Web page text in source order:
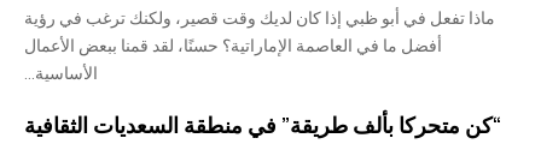
ماذا تفعل في أبو ظبي إذا كان لديك وقت قصير، ولكنك ترغب في رؤية
أفضل ما في العاصمة الإماراتية؟ حسنًا، لقد قمنا ببعض الأعمال
الأساسية...
“كن متحركا بألف طريقة” في منطقة السعديات الثقافية